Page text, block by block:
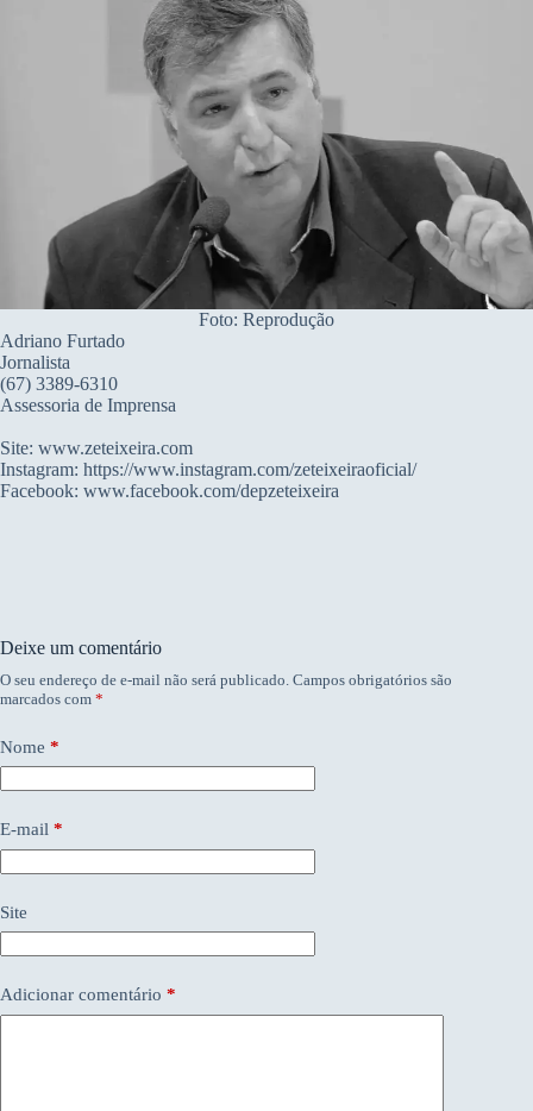
Foto: Reprodução
Adriano Furtado
Jornalista
(67) 3389-6310
Assessoria de Imprensa
Site: www.zeteixeira.com
Instagram: https://www.instagram.com/zeteixeiraoficial/
Facebook: www.facebook.com/depzeteixeira
Deixe um comentário
O seu endereço de e-mail não será publicado. Campos obrigatórios são
marcados com *
Nome *
E-mail *
Site
Adicionar comentário *